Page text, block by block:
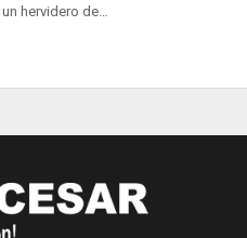
un hervidero de…